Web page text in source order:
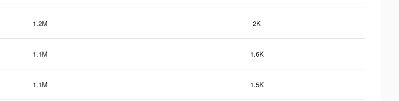
1.2M 2K
1.1M 1.6K
1.1M 1.5K